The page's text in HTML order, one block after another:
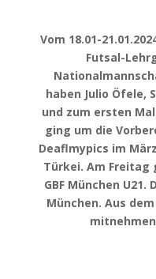
Vom 18.01-
Futsal-
haben Julio Öfele,
und zum ersten
ging um die
Deaflmypics im
Türkei. Am Freitag
GBF München U21.
München. Aus